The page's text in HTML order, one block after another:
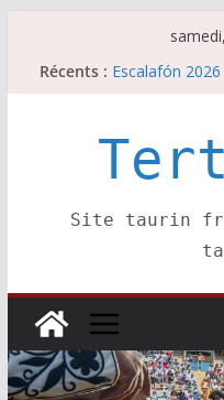
Récents : Escalafón
Les brèves du
Escalafón
Site taurin